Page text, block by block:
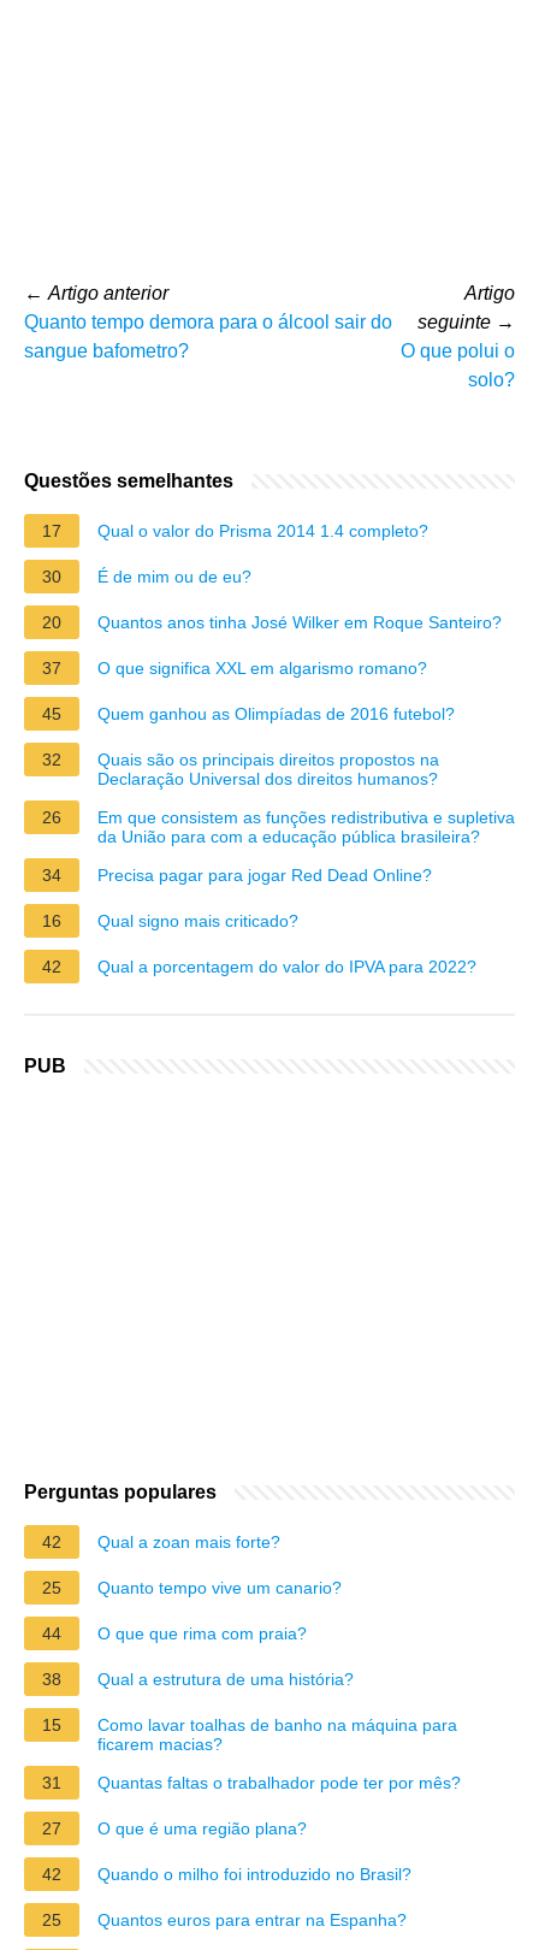
← Artigo anterior
Quanto tempo demora para o álcool sair do
sangue bafometro?
Artigo
seguinte →
O que polui o
solo?
Questões semelhantes
17 Qual o valor do Prisma 2014 1.4 completo?
30 É de mim ou de eu?
20 Quantos anos tinha José Wilker em Roque Santeiro?
37 O que significa XXL em algarismo romano?
45 Quem ganhou as Olimpíadas de 2016 futebol?
32
Quais são os principais direitos propostos na
Declaração Universal dos direitos humanos?
26
Em que consistem as funções redistributiva e supletiva
da União para com a educação pública brasileira?
34
Precisa pagar para jogar Red Dead Online?
16 Qual signo mais criticado?
42 Qual a porcentagem do valor do IPVA para 2022?
PUB
Perguntas populares
42 Qual a zoan mais forte?
25 Quanto tempo vive um canario?
44 O que que rima com praia?
38 Qual a estrutura de uma história?
15
Como lavar toalhas de banho na máquina para
ficarem macias?
31
Quantas faltas o trabalhador pode ter por mês?
27 O que é uma região plana?
42 Quando o milho foi introduzido no Brasil?
25 Quantos euros para entrar na Espanha?